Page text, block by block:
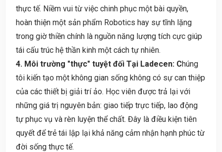
thực tế. Niềm vui từ việc chinh phục một bài quyền,
hoàn thiện một sản phẩm Robotics hay sự tĩnh lặng
trong giờ thiền chính là nguồn năng lượng tích cực giúp
tái cấu trúc hệ thần kinh một cách tự nhiên.
4. Môi trường "thực" tuyệt đối Tại Ladecen: Chúng
tôi kiến tạo một không gian sống không có sự can thiệp
của các thiết bị giải trí ảo. Học viên được trả lại với
những giá trị nguyên bản: giao tiếp trực tiếp, lao động
tự phục vụ và rèn luyện thể chất. Đây là điều kiện tiên
quyết để trẻ tái lập lại khả năng cảm nhận hạnh phúc từ
đời sống thực tế.